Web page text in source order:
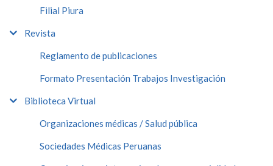
Filial Piura
Revista
Reglamento de publicaciones
Formato Presentación Trabajos Investigación
Biblioteca Virtual
Organizaciones médicas / Salud pública
Sociedades Médicas Peruanas